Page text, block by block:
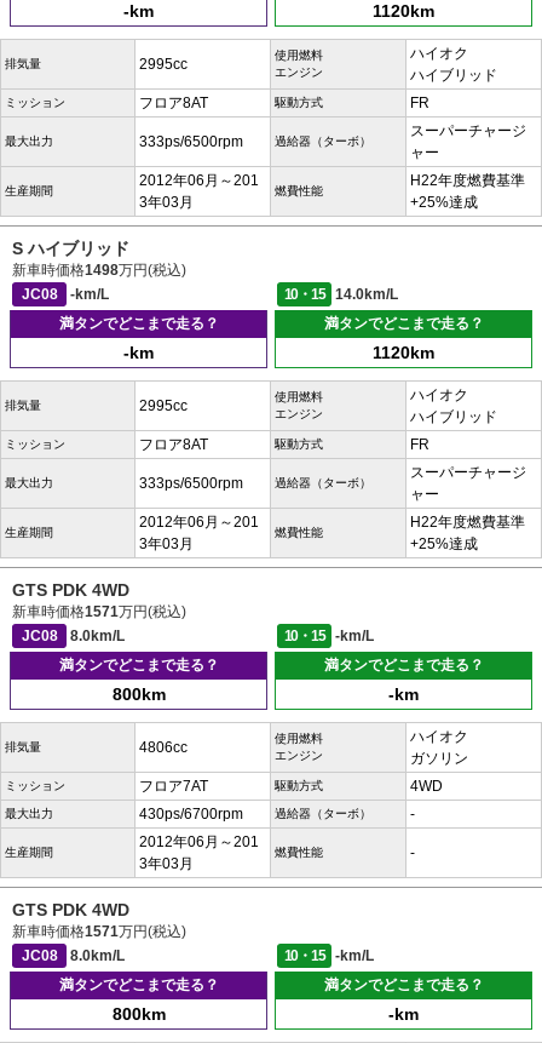
-km 1120km
排気量 2995cc
使用燃料
エンジン
ハイオク
ハイブリッド
ミッション フロア8AT 駆動方式 FR
最大出力 333ps/6500rpm 過給器（ターボ）
スーパーチャージ
ャー
生産期間
2012年06月～201
3年03月
燃費性能
H22年度燃費基準
+25%達成
S ハイブリッド
新車時価格1498万円(税込)
JC08
-km/L 10・15
14.0km/L
満タンでどこまで走る？
-km
満タンでどこまで走る？
1120km
排気量 2995cc
使用燃料
エンジン
ハイオク
ハイブリッド
ミッション フロア8AT 駆動方式 FR
最大出力 333ps/6500rpm 過給器（ターボ）
スーパーチャージ
ャー
生産期間
2012年06月～201
3年03月
燃費性能
H22年度燃費基準
+25%達成
GTS PDK 4WD
新車時価格1571万円(税込)
JC08
8.0km/L 10・15
-km/L
満タンでどこまで走る？
800km
満タンでどこまで走る？
-km
排気量 4806cc
使用燃料
エンジン
ハイオク
ガソリン
ミッション フロア7AT 駆動方式 4WD
最大出力 430ps/6700rpm 過給器（ターボ） -
生産期間
2012年06月～201
3年03月
燃費性能 -
GTS PDK 4WD
新車時価格1571万円(税込)
JC08
8.0km/L 10・15
-km/L
満タンでどこまで走る？
800km
満タンでどこまで走る？
-km